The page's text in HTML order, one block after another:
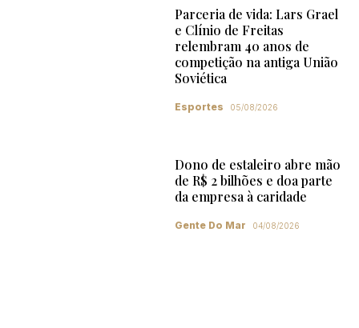
Parceria de vida: Lars Grael
e Clínio de Freitas
relembram 40 anos de
competição na antiga União
Soviética
Esportes 05/08/2026
Dono de estaleiro abre mão
de R$ 2 bilhões e doa parte
da empresa à caridade
Gente Do Mar 04/08/2026